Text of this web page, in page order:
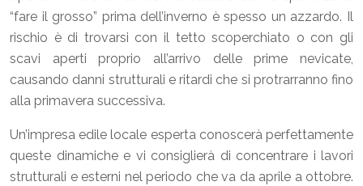
“fare il grosso” prima dell’inverno è spesso un azzardo. Il
rischio è di trovarsi con il tetto scoperchiato o con gli
scavi aperti proprio all’arrivo delle prime nevicate,
causando danni strutturali e ritardi che si protrarranno fino
alla primavera successiva.
Un’impresa edile locale esperta conoscerà perfettamente
queste dinamiche e vi consiglierà di concentrare i lavori
strutturali e esterni nel periodo che va da aprile a ottobre.